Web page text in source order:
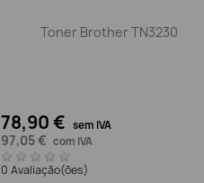
Vista rápida
Toner Brother TN3230
78,90 € sem IVA
97,05 € com IVA
0 Avaliação(ões)